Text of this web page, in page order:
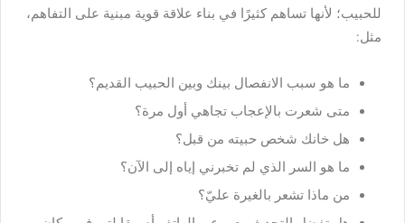
للحبيب؛ لأنها تساهم كثيرًا في بناء علاقة قوية مبنية على التفاهم،
مثل:
ما هو سبب الانفصال بينك وبين الحبيب القديم؟
متى شعرت بالإعجاب تجاهي أول مرة؟
هل خانك شخص حبيته من قبل؟
ما هو السر الذي لم تخبرني إياه إلى الآن؟
من ماذا تشعر بالغيرة عليّ؟